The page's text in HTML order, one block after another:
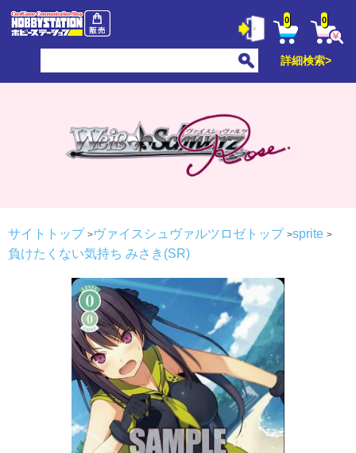
0 0
詳細検索>
サイトトップ ヴァイスシュヴァルツロゼトップ
sprite
負けたくない気持ち みさき(SR)